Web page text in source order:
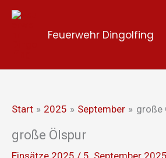
Zum
Feuerwehr Dingolfing
Start 2025 September große
große Ölspur
Einsätze 2025 / 5. September 2025